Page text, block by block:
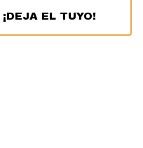
¡DEJA EL TUYO!